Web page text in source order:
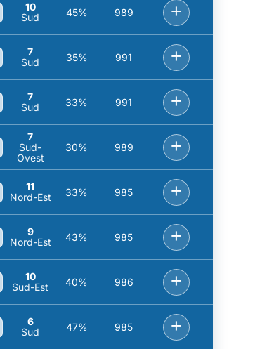
10
Sud
45% 989 +
7
Sud
35% 991 +
7
Sud
33% 991 +
7
Sud-
Ovest
30% 989 +
11
Nord-Est
33% 985 +
9
Nord-Est
43% 985 +
10
Sud-Est
40% 986 +
6
Sud
47% 985 +